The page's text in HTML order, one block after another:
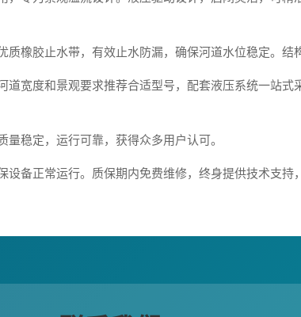
橡胶止水带，有效止水防漏，确保河道水位稳定。结
宽度和景观要求推荐合适型号，配套液压系统一站
稳定，运行可靠，获得众多用户认可。
备正常运行。质保期内免费维修，终身提供技术支持